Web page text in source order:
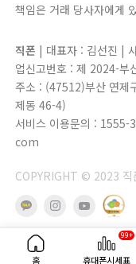
책임은 거래 당사자에게
직폰 | 대표자 : 김선진 |
업신고번호 : 제 2024-부
주소 : (47512)부산 연제
제동 46-4)
서비스 이용문의 :
com
COPYRIGHT © 2023 직
홈
99+
휴대폰시세표